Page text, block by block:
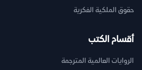
حقوق الملكية الفكرية
أقسام الكتب
الروايات العالمية المترجمة